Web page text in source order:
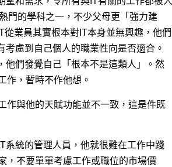
門的學科之一，不少父母更「強力建
業員其實根本對IT本身並無興趣，他們
慮到自己個人的職業性向是否適合。
他們發覺自己「根本不是這類人」。然
作，暫時不作他想。
作與他的天賦功能並不一致，這是件既
系統的管理人員，他就很難在工作中踐
，不要單單考慮工作或職位的市場價